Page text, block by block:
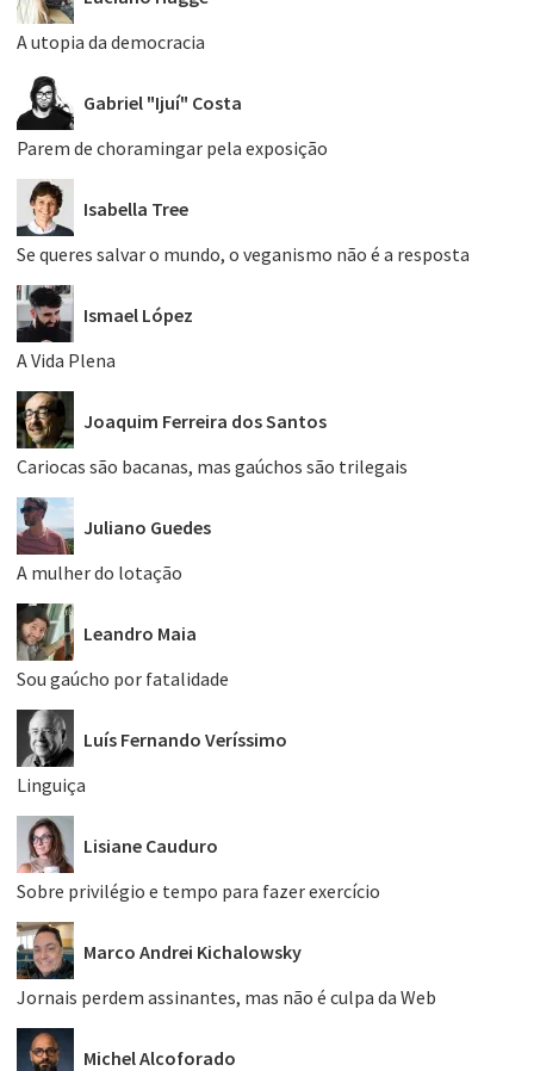
A utopia da democracia
Gabriel "Ijuí" Costa
Parem de choramingar pela exposição
Isabella Tree
Se queres salvar o mundo, o veganismo não é a resposta
Ismael López
A Vida Plena
Joaquim Ferreira dos Santos
Cariocas são bacanas, mas gaúchos são trilegais
Juliano Guedes
A mulher do lotação
Leandro Maia
Sou gaúcho por fatalidade
Luís Fernando Veríssimo
Linguiça
Lisiane Cauduro
Sobre privilégio e tempo para fazer exercício
Marco Andrei Kichalowsky
Jornais perdem assinantes, mas não é culpa da Web
Michel Alcoforado